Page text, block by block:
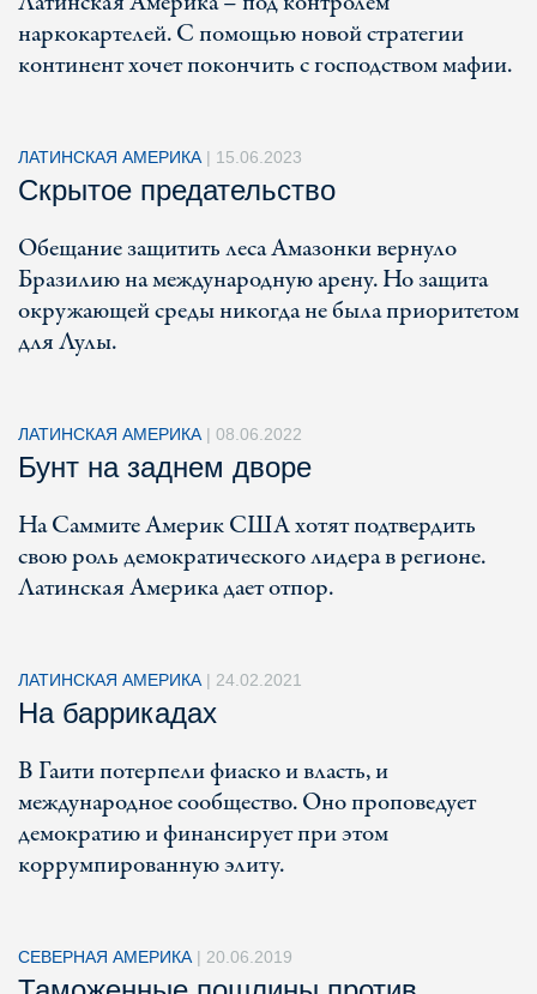
наркокартелей. С помощью новой стратегии
континент хочет покончить с господством мафии.
ЛАТИНСКАЯ АМЕРИКА | 15.06.2023
Скрытое предательство
Обещание защитить леса Амазонки вернуло
Бразилию на международную арену. Но защита
окружающей среды никогда не была приоритетом
для Лулы.
ЛАТИНСКАЯ АМЕРИКА | 08.06.2022
Бунт на заднем дворе
На Саммите Америк США хотят подтвердить
свою роль демократического лидера в регионе.
Латинская Америка дает отпор.
ЛАТИНСКАЯ АМЕРИКА | 24.02.2021
На баррикадах
В Гаити потерпели фиаско и власть, и
международное сообщество. Оно проповедует
демократию и финансирует при этом
коррумпированную элиту.
СЕВЕРНАЯ АМЕРИКА | 20.06.2019